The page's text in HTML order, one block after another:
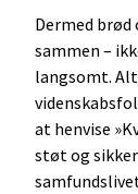
Dermed
sammen –
langsomt.
at henvise
støt og